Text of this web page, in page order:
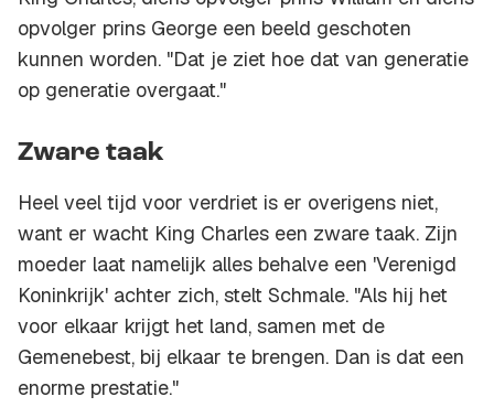
opvolger prins George een beeld geschoten
kunnen worden. "Dat je ziet hoe dat van generatie
op generatie overgaat."
Zware taak
Heel veel tijd voor verdriet is er overigens niet,
want er wacht King Charles een zware taak. Zijn
moeder laat namelijk alles behalve een 'Verenigd
Koninkrijk' achter zich, stelt Schmale. "Als hij het
voor elkaar krijgt het land, samen met de
Gemenebest, bij elkaar te brengen. Dan is dat een
enorme prestatie."